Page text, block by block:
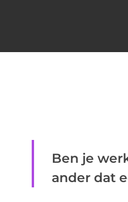
Ben je
ander dat